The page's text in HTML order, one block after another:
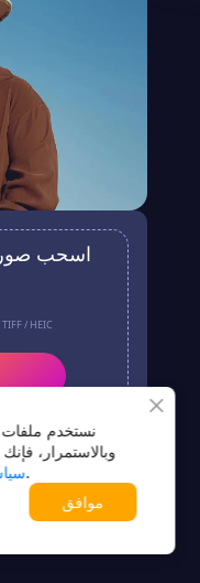
اسحب صورة
/ HEIC
لا توجد
نستخدم ملفات
وبالاستمرار،
الخاصة بنا.
موافق